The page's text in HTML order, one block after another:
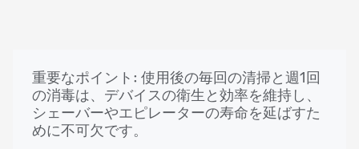
重要なポイント: 使用後の毎回の清掃と週1回
の消毒は、デバイスの衛生と効率を維持し、
シェーバーやエピレーターの寿命を延ばすた
めに不可欠です。